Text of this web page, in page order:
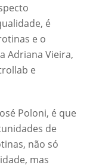
é
e o
Adriana Vieira,
e
Poloni, é que
de
não só
mas